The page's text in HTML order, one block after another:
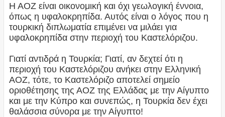
Η ΑΟΖ είναι οικονομική και όχι γεωλογική έννοια,
όπως η υφαλοκρηπίδα. Αυτός είναι ο λόγος που η
τουρκική διπλωματία επιμένει να μιλάει για
υφαλοκρηπίδα στην περιοχή του Καστελόριζου.
Γιατί αντιδρά η Τουρκία; Γιατί, αν δεχτεί ότι η
περιοχή του Καστελόριζου ανήκει στην Ελληνική
ΑΟΖ, τότε, το Καστελόριζο αποτελεί σημείο
οριοθέτησης της ΑΟΖ της Ελλάδας με την Αίγυπτο
και με την Κύπρο και συνεπώς, η Τουρκία δεν έχει
θαλάσσια σύνορα με την Αίγυπτο!